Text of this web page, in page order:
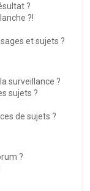
?
?!
et sujets ?
surveillance ?
sujets ?
de sujets ?
?